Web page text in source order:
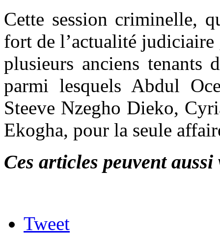
Cette session criminelle,
fort de l’actualité judiciaire
plusieurs anciens
parmi lesquels Abdul
Steeve Nzegho Dieko,
Ekogha, pour la seule
Ces articles peuvent
Tweet